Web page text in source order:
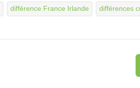
différence France Irlande différences